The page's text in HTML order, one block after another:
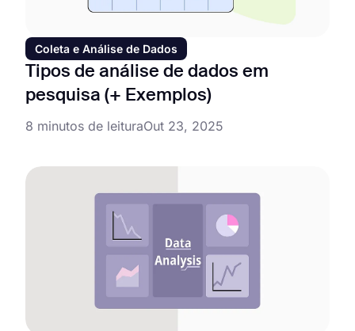
Coleta e Análise de Dados
Tipos de análise de dados em
pesquisa (+ Exemplos)
8 minutos de leituraOut 23, 2025